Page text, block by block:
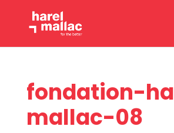
fondation-
mallac-08